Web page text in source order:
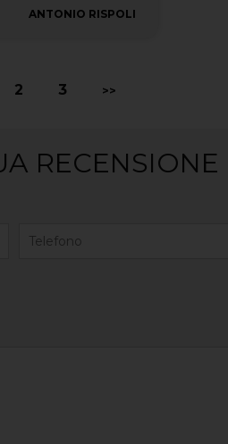
ANTONIO RISPOLI
2 3 >>
RECENSIONE